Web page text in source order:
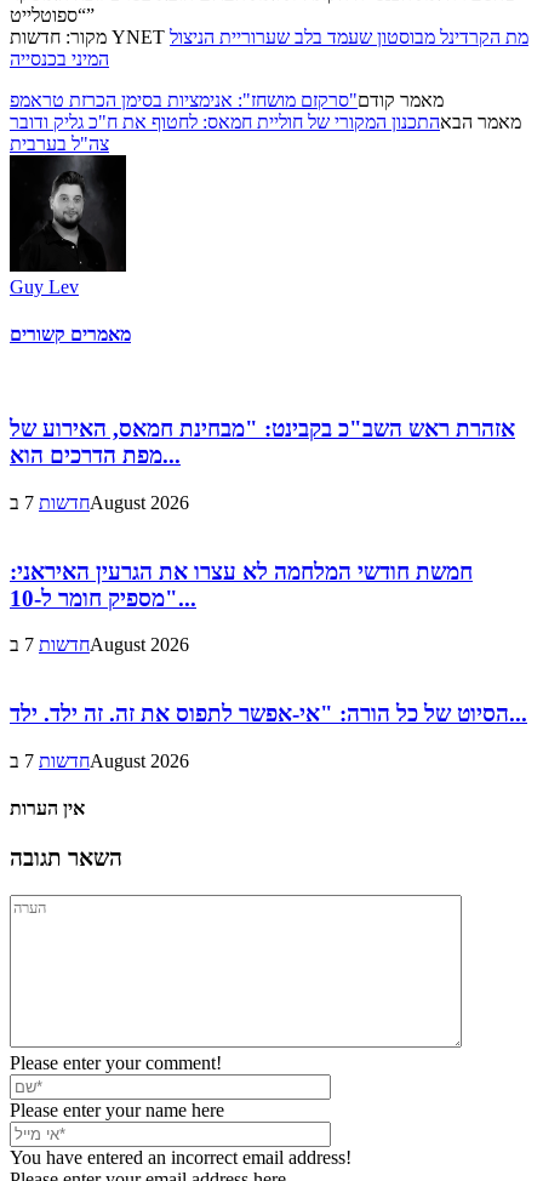
“ספוטלייט”
מקור: חדשות YNET מת הקרדינל מבוסטון שעמד בלב שערוריית הניצול
המיני בכנסייה
מאמר קודם"סרקזם מושחז": אנימציות בסימן הכרזת טראמפ
מאמר הבאהתכנון המקורי של חוליית חמאס: לחטוף את ח"כ גליק ודובר
צה"ל בערבית
Guy Lev
מאמרים קשורים
אזהרת ראש השב"כ בקבינט: "מבחינת חמאס, האירוע של
מפת הדרכים הוא...
חדשות7 בAugust 2026
חמשת חודשי המלחמה לא עצרו את הגרעין האיראני:
"מספיק חומר ל-10...
חדשות7 בAugust 2026
הסיוט של כל הורה: "אי-אפשר לתפוס את זה. זה ילד. ילד...
חדשות7 בAugust 2026
אין הערות
השאר תגובה
Please enter your comment!
Please enter your name here
You have entered an incorrect email address!